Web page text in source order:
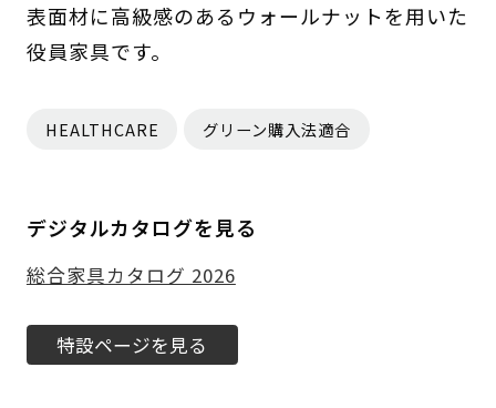
表面材に高級感のあるウォールナットを用いた
役員家具です。
HEALTHCARE グリーン購入法適合
デジタルカタログを見る
総合家具カタログ 2026
特設ページを見る